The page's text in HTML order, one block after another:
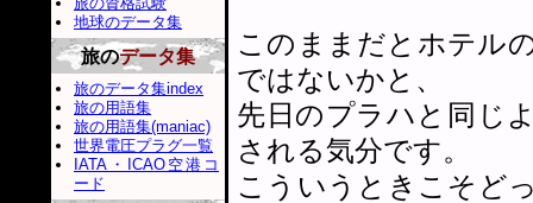
このままだとホテル
ではないかと、
先日のプラハと同じ
される気分です。
こういうときこそど
地球のデータ集
旅のデータ集
旅のデータ集index
旅の用語集
旅の用語集(maniac)
世界電圧プラグ一覧
IATA・ICAO空港コ
ード